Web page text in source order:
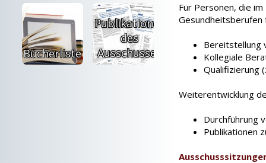
Für Personen, die
Gesundheitsberufen
Bereitstellung
Kollegiale
Qualifizierung
Weiterentwicklung
Durchführung
Publikationen
Bücherliste
Publikationen
des
Ausschusses